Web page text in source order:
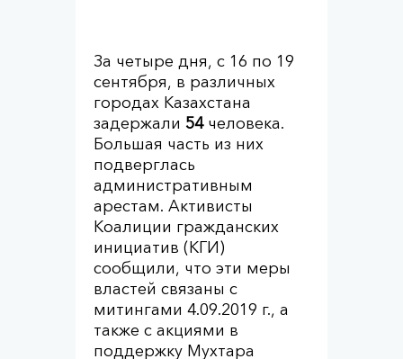
За четыре дня, с 16 по 19
сентября, в различных
городах Казахстана
задержали 54 человека.
Большая часть из них
подверглась
административным
арестам. Активисты
Коалиции гражданских
инициатив (КГИ)
сообщили, что эти меры
властей связаны с
митингами 4.09.2019 г., а
также с акциями в
поддержку Мухтара